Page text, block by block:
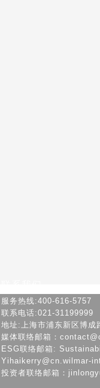
服务热线:400-616-5757
联系电话:021-31199999
地址:上海市浦东新区博成
媒体联络邮箱：
ESG联络邮箱:
Yihaikerry@cn.wilmar-
投资者联络邮箱：